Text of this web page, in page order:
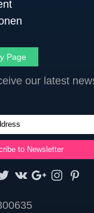
Page
our latest